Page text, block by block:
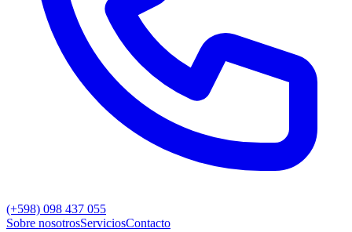
(+598) 098 437 055
Sobre nosotrosServiciosContacto